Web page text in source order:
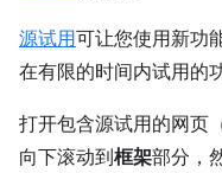
源试用可让您使用新功
在有限的时间内试用的
打开包含源试用的网页
向下滚动到框架部分，